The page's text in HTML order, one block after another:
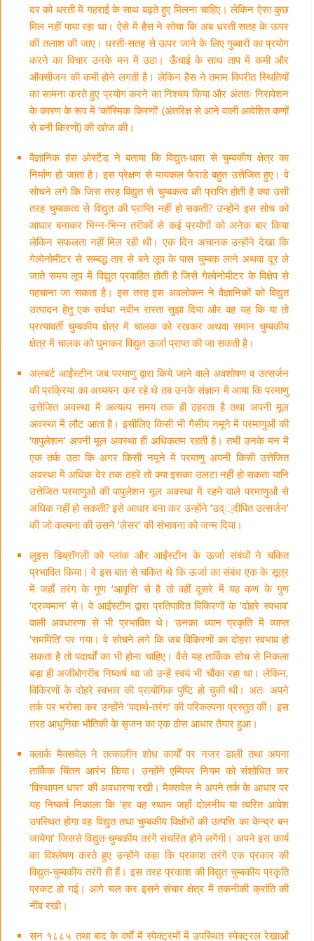
दर को धरती में गहराई के साथ बढ़ते हुए मिलना चाहिए। लेकिन ऐसा कुछ
मिल नहीं पाया रहा था। ऐसे में हैस ने सोचा कि अब धरती सतह के ऊपर
की तलाश की जाए। धरती-सतह से ऊपर जाने के लिए गुब्बारों का प्रयोग
करने का विचार उनके मन में उठा। ऊँचाई के साथ ताप में कमी और
ऑक्सीजन की कमी होने लगती है। लेकिन हैस ने तमाम विपरीत स्थितियों
का सामना करते हुए प्रयोग करने का निश्चय किया और अंततः निरावेशन
के कारण के रूप में ‘कॉस्मिक किरणों’ (अंतरिक्ष से आने वाली आवेशित कणों
से बनी किरणों) की खोज की।
वैज्ञानिक हंस ओर्स्टेड ने बताया कि विद्युत-धारा से चुम्बकीय क्षेत्र का
निर्माण हो जाता है। इस प्रेक्षण से मायकल फैराडे बहुत उत्तेजित हुए। वे
सोचने लगे कि जिस तरह विद्युत से चुम्बकत्व की प्राप्ति होती है क्या उसी
तरह चुम्बकत्व से विद्युत की प्राप्ति नहीं हो सकती? उन्होंने इस सोच को
आधार बनाकर भिन्न-भिन्न तरीकों से कई प्रयोगों को अनेक बार किया
लेकिन सफलता नहीं मिल रही थी। एक दिन अचानक उन्होंने देखा कि
गेल्वेनोमीटर से सम्बद्ध तार से बने लूप के पास चुम्बक लाने अथवा दूर ले
जाते समय लूप में विद्युत प्रवाहित होती है जिसे गेल्वेनोमीटर के विक्षेप से
पहचाना जा सकता है। इस तरह इस अवलोकन ने वैज्ञानिकों को विद्युत
उत्पादन हेतु एक सर्वथा नवीन रास्ता सुझा दिया और वह यह कि या तो
प्रत्यावर्ती चुम्बकीय क्षेत्र में चालक को रखकर अथवा समान चुम्बकीय
क्षेत्र में चालक को घुमाकर विद्युत ऊर्जा प्राप्त की जा सकती है।
अलबर्ट आईंस्टीन जब परमाणु द्वारा किये जाने वाले अवशोषण व उत्सर्जन
की प्रक्रिया का अध्ययन कर रहे थे तब उनके संज्ञान में आया कि परमाणु
उत्तेजित अवस्था में अत्यल्प समय तक ही ठहरता है तथा अपनी मूल
अवस्था में लौट आता है। इसीलिए किसी भी गैसीय नमूने में परमाणुओं की
‘पापुलेशन’ अपनी मूल अवस्था ही अधिकतम रहती है। तभी उनके मन में
एक तर्क उठा कि अगर किसी नमूने में परमाणु अपनी किसी उत्तेजित
अवस्था में अधिक देर तक ठहरें तो क्या इसका उलटा नहीं हो सकता यानि
उत्तेजित परमाणुओं की पापुलेशन मूल अवस्था में रहने वाले परमाणुओं से
अधिक नहीं हो सकती? इसे आधार बना कर उन्होंने ‘उद््दीपित उत्सर्जन’
की जो कल्पना की उसने ‘लेसर’ की संभावना को जन्म दिया।
लुइस डिब्रॉगली को प्लांक और आईंस्टीन के ऊर्जा संबंधों ने चकित
प्रभावित किया। वे इस बात से चकित थे कि ऊर्जा का संबंध एक के सूत्र
में जहाँ तरंग के गुण ‘आवृत्ति’ से है तो वहीं दूसरे में यह कण के गुण
‘द्रव्यमान’ से। वे आईंस्टीन द्वारा प्रतिपादित विकिरणों के ‘दोहरे स्वभाव’
वाली अवधारणा से भी प्रभावित थे। उनका ध्यान प्रकृति में व्याप्त
‘सममिति’ पर गया। वे सोचने लगे कि जब विकिरणों का दोहरा स्वभाव हो
सकता है तो पदार्थों का भी होना चाहिए। वैसे यह तार्किक सोच से निकला
बड़ा ही अजीबोगरीब निष्कर्ष था जो उन्हें स्वयं भी चौंका रहा था। लेकिन,
विकिरणों के दोहरे स्वभाव की प्रायोगिक पुष्टि हो चुकी थी। अतः अपने
तर्क पर भरोसा कर उन्होंने ‘पदार्थ-तरंग’ की परिकल्पना प्रस्तुत की। इस
तरह आधुनिक भौतिकी के सृजन का एक ठोस आधार तैयार हुआ।
क्लार्क मैक्सवेल ने तत्कालीन शोध कार्यों पर नजर डाली तथा अपना
तार्किक चिंतन आरंभ किया। उन्होंने एम्पियर नियम को संशोधित कर
‘विस्थापन धारा’ की अवधारणा रखी। मैक्सवेल ने अपने तर्क के आधार पर
यह निष्कर्ष निकाला कि ‘हर वह स्थान जहाँ दोलनीय या त्वरित आवेश
उपस्थित होगा वह विद्युत तथा चुम्बकीय विक्षोभों की उत्पत्ति का केन्द्र बन
जायेगा’ जिससे विद्युत-चुम्बकीय तरंगें संचरित होने लगेंगी। अपने इस कार्य
का विश्लेषण करते हुए उन्होंने कहा कि प्रकाश तरंगें एक प्रकार की
विद्युत-चुम्बकीय तरंगें ही हैं। इस तरह प्रकाश की विद्युत चुम्बकीय प्रकृति
प्रकट हो गई। आगे चल कर इसने संचार क्षेत्र में तकनीकी क्रांति की
नींव रखी।
सन १८८५ तथा बाद के वर्षों में स्पेक्ट्रमों में उपस्थित स्पेक्ट्रल रेखाओं